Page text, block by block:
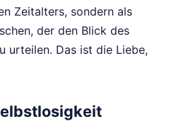
Zeitalters, sondern als
der den Blick des
urteilen. Das ist die Liebe,